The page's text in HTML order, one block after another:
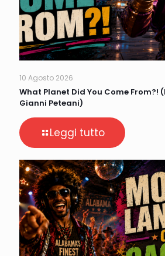
10 Agosto 2026
What Planet Did You Come From?!
Gianni Peteani)
Leggi tutto